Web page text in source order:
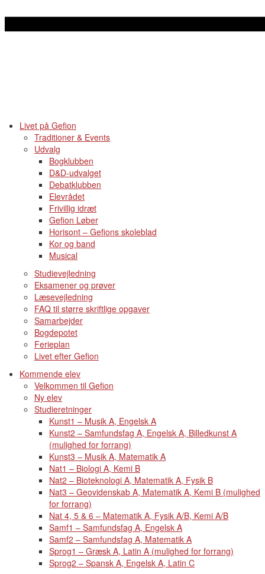
Livet på Gefion
Traditioner & Events
Udvalg
Bogklubben
D&D-udvalget
Debatklubben
Elevrådet
Frivillig idræt
Gefion Løber
Horisont – Gefions skoleblad
Kor og band
Musical
Studievejledning
Eksamener og prøver
Læsevejledning
FAQ til større skriftlige opgaver
Samarbejder
Bogdepotet
Ferieplan
Livet efter Gefion
Kommende elev
Velkommen til Gefion
Ny elev
Studieretninger
Kunst1 – Musik A, Engelsk A
Kunst2 – Samfundsfag A, Engelsk A, Billedkunst A
(mulighed for forrang)
Kunst3 – Musik A, Matematik A
Nat1 – Biologi A, Kemi B
Nat2 – Bioteknologi A, Matematik A, Fysik B
Nat3 – Geovidenskab A, Matematik A, Kemi B (mulighed
for forrang)
Nat 4, 5 & 6 – Matematik A, Fysik A/B, Kemi A/B
Samf1 – Samfundsfag A, Engelsk A
Samf2 – Samfundsfag A, Matematik A
Sprog1 – Græsk A, Latin A (mulighed for forrang)
Sprog2 – Spansk A, Engelsk A, Latin C